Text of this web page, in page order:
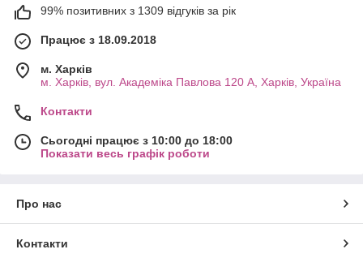
99% позитивних з 1309 відгуків за рік
Працює з 18.09.2018
м. Харків
м. Харків, вул. Академіка Павлова 120 А, Харків, Україна
Контакти
Сьогодні працює з 10:00 до 18:00
Показати весь графік роботи
Про нас
Контакти